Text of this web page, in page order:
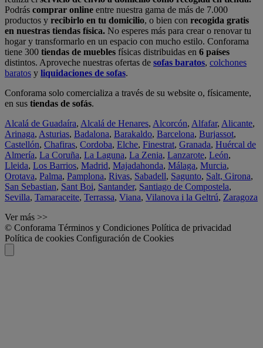
Podrás comprar online entre nuestra gama de más de 7.000
productos y recibirlo en tu domicilio, o bien con recogida gratis
en nuestras tiendas física. No esperes más para crear o renovar tu
hogar y transformarlo en un espacio con mucho estilo. Conforama
tiene 300 tiendas de muebles físicas distribuidas en 6 países
distintos. Aproveche nuestras ofertas de sofas baratos, colchones
baratos y liquidaciones de sofas.
Conforama solo comercializa a través de su website o, físicamente,
en sus tiendas de sofás.
Alcalá de Guadaíra, Alcalá de Henares, Alcorcón, Alfafar, Alicante,
Arinaga, Asturias, Badalona, Barakaldo, Barcelona, Burjassot,
Castellón, Chafiras, Cordoba, Elche, Finestrat, Granada, Huércal de
Almería, La Coruña, La Laguna, La Zenia, Lanzarote, León,
Lleida, Los Barrios, Madrid, Majadahonda, Málaga, Murcia,
Orotava, Palma, Pamplona, Rivas, Sabadell, Sagunto, Salt, Girona,
San Sebastian, Sant Boi, Santander, Santiago de Compostela,
Sevilla, Tamaraceite, Terrassa, Viana, Vilanova i la Geltrú, Zaragoza
Ver más >>
© Conforama Términos y Condiciones Política de privacidad
Política de cookies Configuración de Cookies